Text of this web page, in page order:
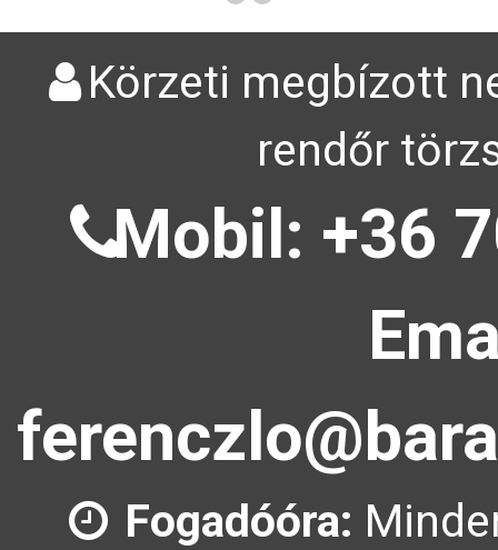
Körzeti megbízott
rendőr
Mobil: +36
Fogadóóra: